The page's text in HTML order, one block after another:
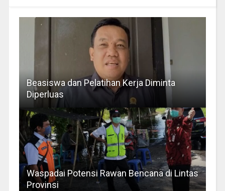
Beasiswa dan Pelatihan Kerja Diminta
Diperluas
Waspadai Potensi Rawan Bencana di Lintas
Provinsi